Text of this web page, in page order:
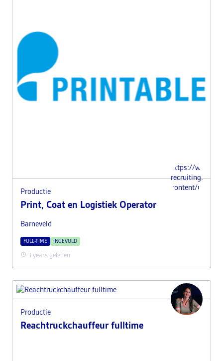
https://www.i-
recruiting.nl/
content/
Productie
Print, Coat en Logistiek Operator
Barneveld
FULL-TIME INGEVULD
3 years geleden
Productie
Reachtruckchauffeur fulltime